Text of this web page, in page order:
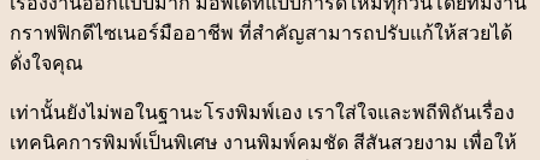
กราฟฟิกดีไซเนอร์มืออาชีพ ที่สำคัญสามารถปรับแก้ให้สวยได้
ดั่งใจคุณ
เท่านั้นยังไม่พอในฐานะโรงพิมพ์เอง เราใส่ใจและพถีพิถันเรื่อง
เทคนิคการพิมพ์เป็นพิเศษ งานพิมพ์คมชัด สีสันสวยงาม เพื่อให้